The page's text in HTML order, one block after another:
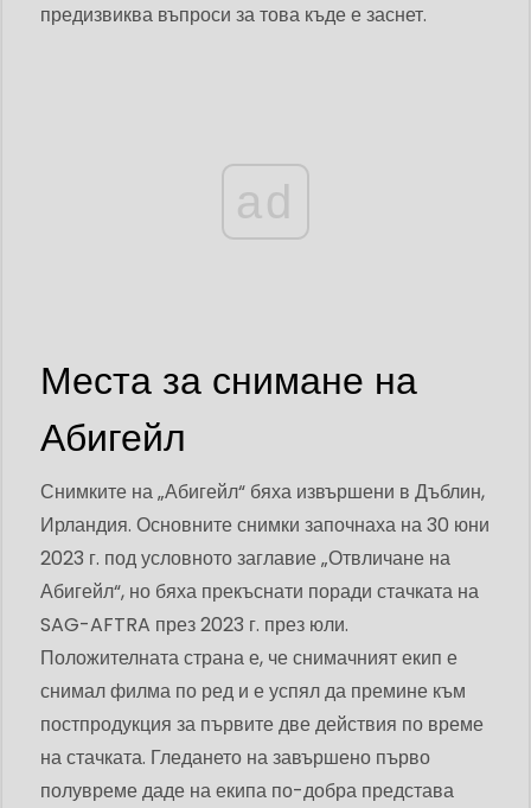
предизвиква въпроси за това къде е заснет.
ad
Места за снимане на
Абигейл
Снимките на „Абигейл“ бяха извършени в Дъблин,
Ирландия. Основните снимки започнаха на 30 юни
2023 г. под условното заглавие „Отвличане на
Абигейл“, но бяха прекъснати поради стачката на
SAG-AFTRA през 2023 г. през юли.
Положителната страна е, че снимачният екип е
снимал филма по ред и е успял да премине към
постпродукция за първите две действия по време
на стачката. Гледането на завършено първо
полувреме даде на екипа по-добра представа